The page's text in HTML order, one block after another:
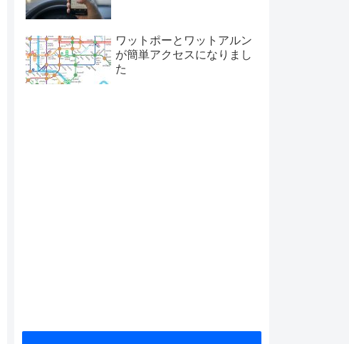
ワットポーとワットアルン
が簡単アクセスになりまし
た